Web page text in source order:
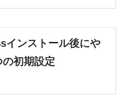
インストール後にや
の初期設定